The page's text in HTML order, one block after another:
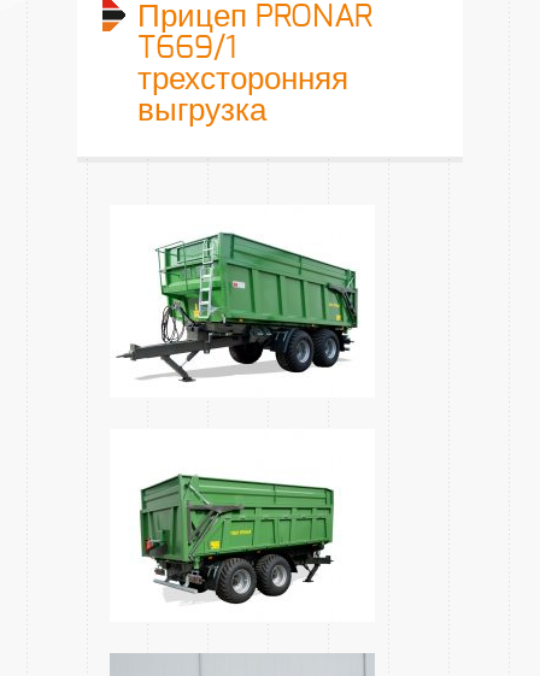
Прицеп PRONAR
T669/1
трехсторонняя
выгрузка